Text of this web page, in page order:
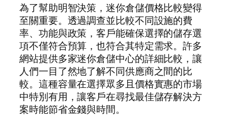
為了幫助明智決策，迷你倉儲價格比較變得
至關重要。透過調查並比較不同設施的費
率、功能與政策，客戶能確保選擇的儲存選
項不僅符合預算，也符合其特定需求。許多
網站提供多家迷你倉儲中心的詳細比較，讓
人們一目了然地了解不同供應商之間的比
較。這種容量在選擇眾多且價格實惠的市場
中特別有用，讓客戶在尋找最佳儲存解決方
案時能節省金錢與時間。